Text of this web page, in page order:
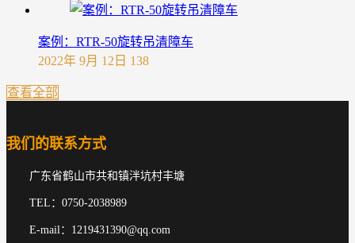
案例：RTR-50旋转吊清障车
2022年 9月 12日 138
查看全部
我们的联系方式
广东省鹤山市共和镇泮坑村丰塘
TEL：0750-2038989
E-mail：1219431390@qq.com